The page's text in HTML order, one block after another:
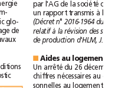
d'énergie
l'im-
diagnostic
glo-
avantage de
travaux
conditions
diagnostic
par l'AG de la société
un rapport transmis à
(Décret n°2016-1964
du
relatif à la révision
des
de
production d'HLM,
Aides au
Un arrêté du
chiffres
nécessaires
au
sonnelles
au logement